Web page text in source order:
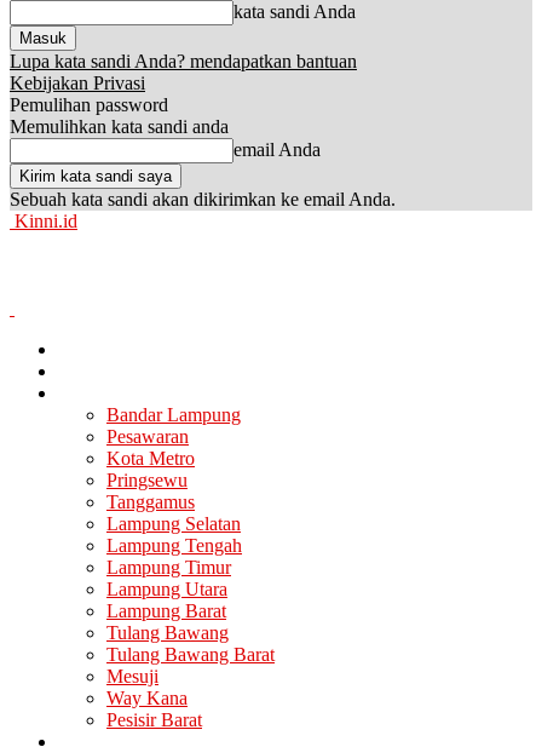
kata sandi Anda
Lupa kata sandi Anda? mendapatkan bantuan
Kebijakan Privasi
Pemulihan password
Memulihkan kata sandi anda
email Anda
Sebuah kata sandi akan dikirimkan ke email Anda.
Kinni.id
Bandar Lampung
Pesawaran
Kota Metro
Pringsewu
Tanggamus
Lampung Selatan
Lampung Tengah
Lampung Timur
Lampung Utara
Lampung Barat
Tulang Bawang
Tulang Bawang Barat
Mesuji
Way Kana
Pesisir Barat